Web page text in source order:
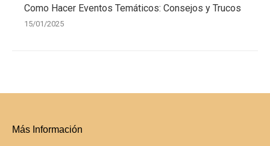
Como Hacer Eventos Temáticos: Consejos y Trucos
15/01/2025
Más Información